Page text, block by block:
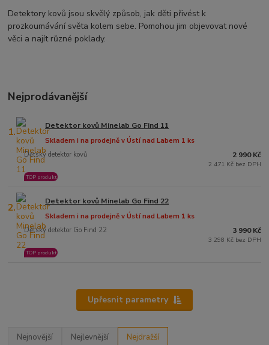
Detektory kovů jsou skvělý způsob, jak děti přivést k
prozkoumávání světa kolem sebe. Pomohou jim objevovat nové
věci a najít různé poklady.
Nejprodávanější
1. Detektor kovů Minelab Go Find 11
Dětský detektor kovů
Skladem i na prodejně v Ústí nad Labem 1 ks
TOP produkt
2 990 Kč
2 471 Kč bez DPH
2. Detektor kovů Minelab Go Find 22
Dětský detektor Go Find 22
Skladem i na prodejně v Ústí nad Labem 1 ks
TOP produkt
3 990 Kč
3 298 Kč bez DPH
Upřesnit parametry
Nejnovější Nejlevnější Nejdražší